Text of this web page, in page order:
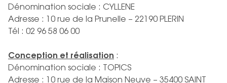
Dénomination sociale : CYLLENE
Adresse : 10 rue de la Prunelle – 22190 PLERIN
Tél : 02 96 58 06 00
Conception et réalisation :
Dénomination sociale : TOPICS
Adresse : 10 rue de la Maison Neuve – 35400 SAINT